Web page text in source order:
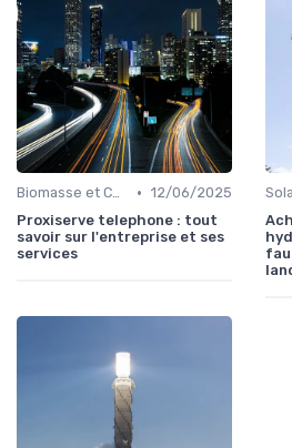
Biomasse et Chauffage Écologique • 12/06/2025
Proxiserve telephone : tout
savoir sur l'entreprise et ses
services